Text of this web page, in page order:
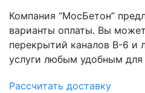
Компания “МосБетон”
варианты оплаты. Вы
перекрытий каналов В-6 и
услуги любым удобным
Рассчитать доставку